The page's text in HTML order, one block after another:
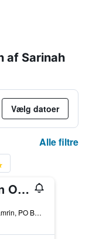
af Sarinah
Vælg datoer
Alle filtre
Mandarin Oriental, Jakarta
Jalan M.H. Thamrin, PO Box 3392, Jakarta, Indonesien